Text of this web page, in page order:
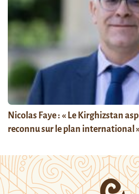
Nicolas Faye : « Le Kirghizstan
reconnu sur le plan international